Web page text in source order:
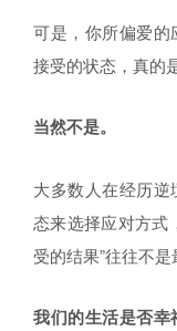
可是，你所偏爱
接受的状态，真的
当然不是。
大多数人在经历
态来选择应对方式
受的结果”往往不是
我们的生活是否